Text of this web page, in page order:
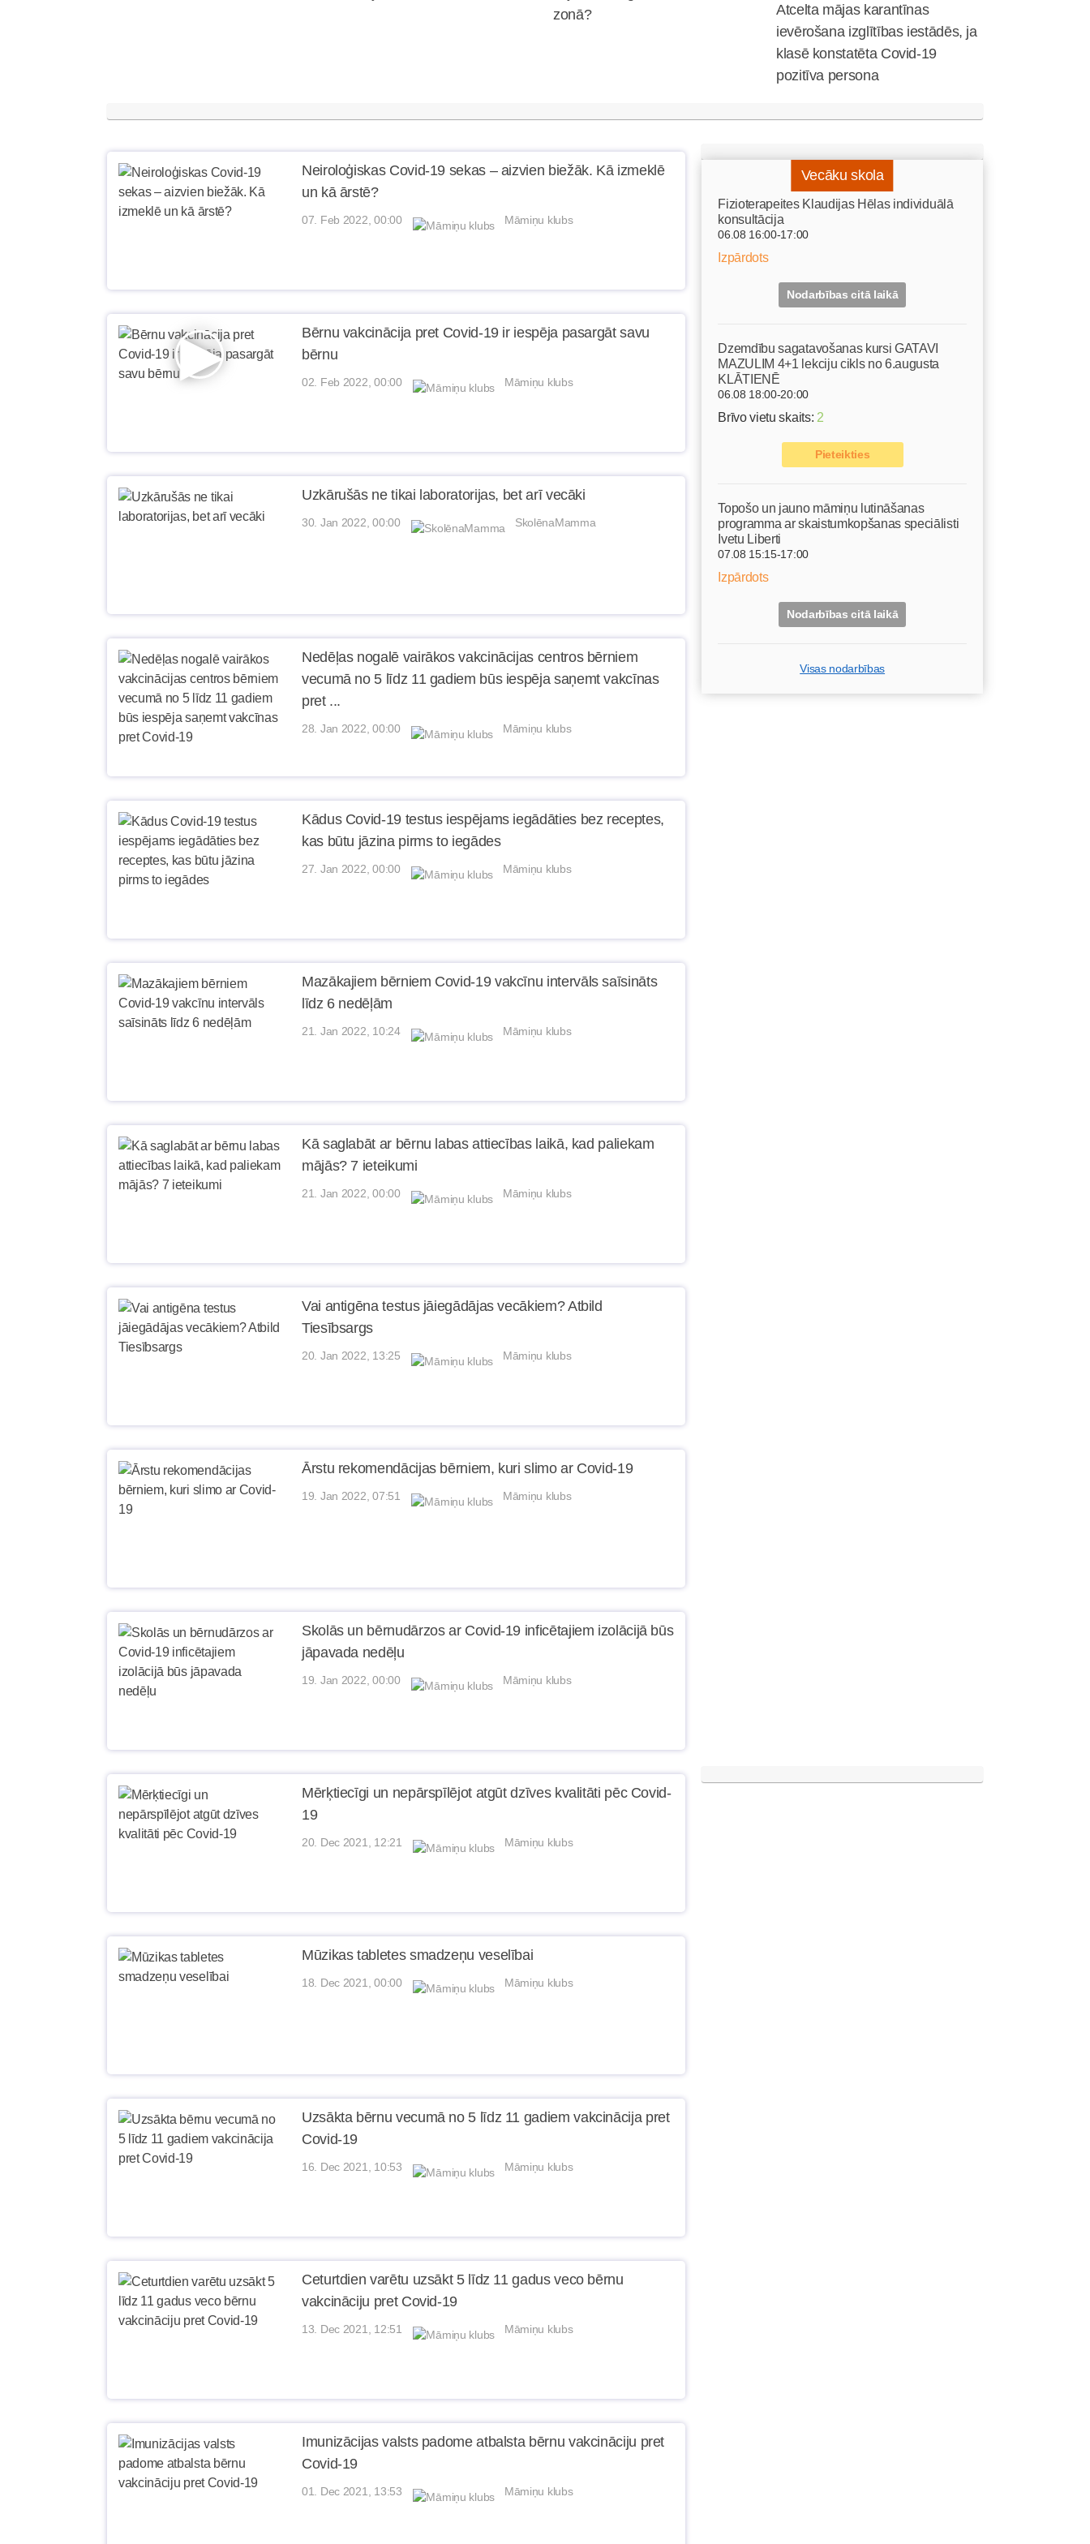
zonā?
Atcelta mājas karantīnas
ievērošana izglītības iestādēs, ja
klasē konstatēta Covid-19
pozitīva persona
Neiroloģiskas Covid-19 sekas – aizvien biežāk. Kā izmeklē
un kā ārstē?
07. Feb 2022, 00:00 Māmiņu klubs
Bērnu vakcinācija pret Covid-19 ir iespēja pasargāt savu
bērnu
02. Feb 2022, 00:00 Māmiņu klubs
Uzkārušās ne tikai laboratorijas, bet arī vecāki
30. Jan 2022, 00:00 SkolēnaMamma
Nedēļas nogalē vairākos vakcinācijas centros bērniem
vecumā no 5 līdz 11 gadiem būs iespēja saņemt vakcīnas
pret ...
28. Jan 2022, 00:00 Māmiņu klubs
Kādus Covid-19 testus iespējams iegādāties bez receptes,
kas būtu jāzina pirms to iegādes
27. Jan 2022, 00:00 Māmiņu klubs
Mazākajiem bērniem Covid-19 vakcīnu intervāls saīsināts
līdz 6 nedēļām
21. Jan 2022, 10:24 Māmiņu klubs
Kā saglabāt ar bērnu labas attiecības laikā, kad paliekam
mājās? 7 ieteikumi
21. Jan 2022, 00:00 Māmiņu klubs
Vai antigēna testus jāiegādājas vecākiem? Atbild
Tiesībsargs
20. Jan 2022, 13:25 Māmiņu klubs
Ārstu rekomendācijas bērniem, kuri slimo ar Covid-19
19. Jan 2022, 07:51 Māmiņu klubs
Skolās un bērnudārzos ar Covid-19 inficētajiem izolācijā būs
jāpavada nedēļu
19. Jan 2022, 00:00 Māmiņu klubs
Vecāku skola
Fizioterapeites Klaudijas Hēlas individuālā
konsultācija
06.08 16:00-17:00
Izpārdots
Nodarbības citā laikā
Dzemdību sagatavošanas kursi GATAVI
MAZULIM 4+1 lekciju cikls no 6.augusta
KLĀTIENĒ
06.08 18:00-20:00
Brīvo vietu skaits: 2
Pieteikties
Topošo un jauno māmiņu lutināšanas
programma ar skaistumkopšanas speciālisti
Ivetu Liberti
07.08 15:15-17:00
Izpārdots
Nodarbības citā laikā
Visas nodarbības
Mērķtiecīgi un nepārspīlējot atgūt dzīves kvalitāti pēc Covid-
19
20. Dec 2021, 12:21 Māmiņu klubs
Mūzikas tabletes smadzeņu veselībai
18. Dec 2021, 00:00 Māmiņu klubs
Uzsākta bērnu vecumā no 5 līdz 11 gadiem vakcinācija pret
Covid-19
16. Dec 2021, 10:53 Māmiņu klubs
Ceturtdien varētu uzsākt 5 līdz 11 gadus veco bērnu
vakcināciju pret Covid-19
13. Dec 2021, 12:51 Māmiņu klubs
Imunizācijas valsts padome atbalsta bērnu vakcināciju pret
Covid-19
01. Dec 2021, 13:53 Māmiņu klubs